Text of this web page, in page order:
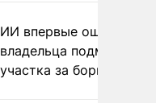
ИИ впервые
владельца
участка за борщевик